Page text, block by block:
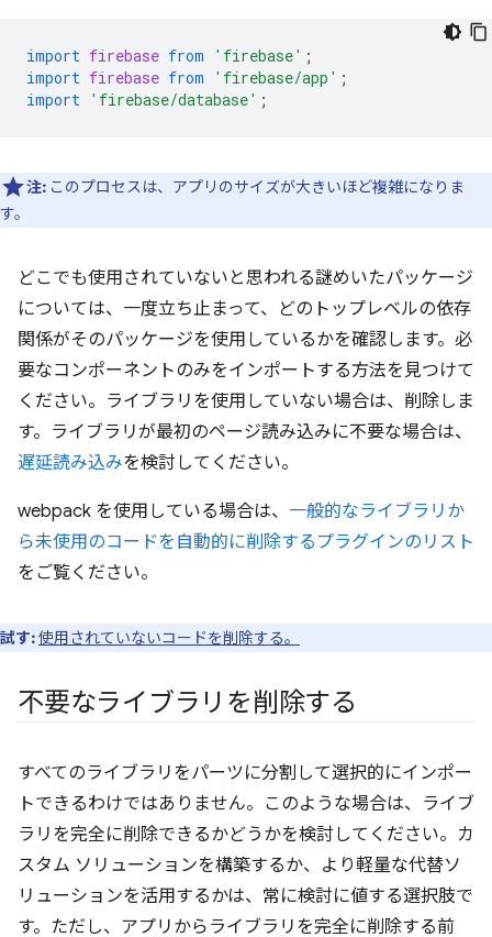
import firebase from 'firebase' ;
import firebase from 'firebase/app' ;
import 'firebase/database' ;
注: このプロセスは、アプリのサイズが大きいほど複雑になりま
す。
どこでも使用されていないと思われる謎めいたパッケージ
については、一度立ち止まって、どのトップレベルの依存
関係がそのパッケージを使用しているかを確認します。必
要なコンポーネントのみをインポートする方法を見つけて
ください。ライブラリを使用していない場合は、削除しま
す。ライブラリが最初のページ読み込みに不要な場合は、
遅延読み込みを検討してください。
webpack を使用している場合は、 一般的なライブラリか
ら未使用のコードを自動的に削除するプラグインのリスト
をご覧ください。
試す:使用されていないコードを削除する。
不要なライブラリを削除する
すべてのライブラリをパーツに分割して選択的にインポー
トできるわけではありません。このような場合は、ライブ
ラリを完全に削除できるかどうかを検討してください。カ
スタム ソリューションを構築するか、より軽量な代替ソ
リューションを活用するかは、常に検討に値する選択肢で
す。ただし、アプリからライブラリを完全に削除する前